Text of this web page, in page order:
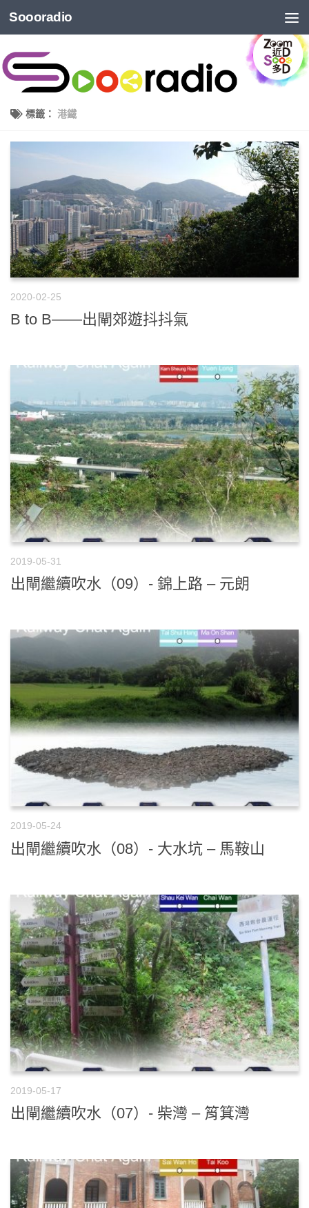
Soooradio
標籤： 港鐵
2020-02-25
B to B——出閘郊遊抖抖氣
2019-05-31
出閘繼續吹水（09）- 錦上路 – 元朗
2019-05-24
出閘繼續吹水（08）- 大水坑 – 馬鞍山
2019-05-17
出閘繼續吹水（07）- 柴灣 – 筲箕灣